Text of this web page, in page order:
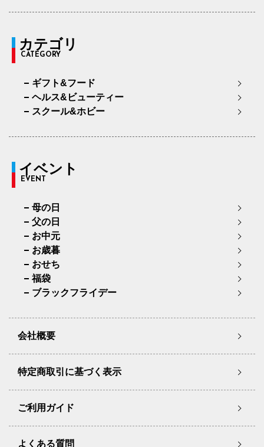
カテゴリ
CATEGORY
ギフト&フード
ヘルス&ビューティー
スクール&ホビー
イベント
EVENT
母の日
父の日
お中元
お歳暮
おせち
福袋
ブラックフライデー
会社概要
特定商取引に基づく表示
ご利用ガイド
よくある質問